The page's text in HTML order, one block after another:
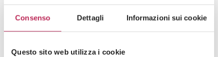
Consenso Dettagli Informazioni sui cookie
Questo sito web utilizza i cookie
Iscriviti alla newsletter
Newsletter